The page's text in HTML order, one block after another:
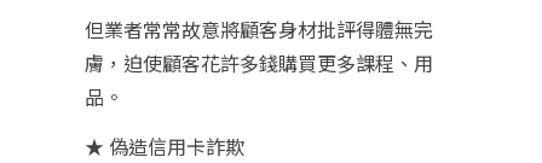
但業者常常故意將顧客身材批評得體無完
膚，迫使顧客花許多錢購買更多課程、用
品。
★ 偽造信用卡詐欺